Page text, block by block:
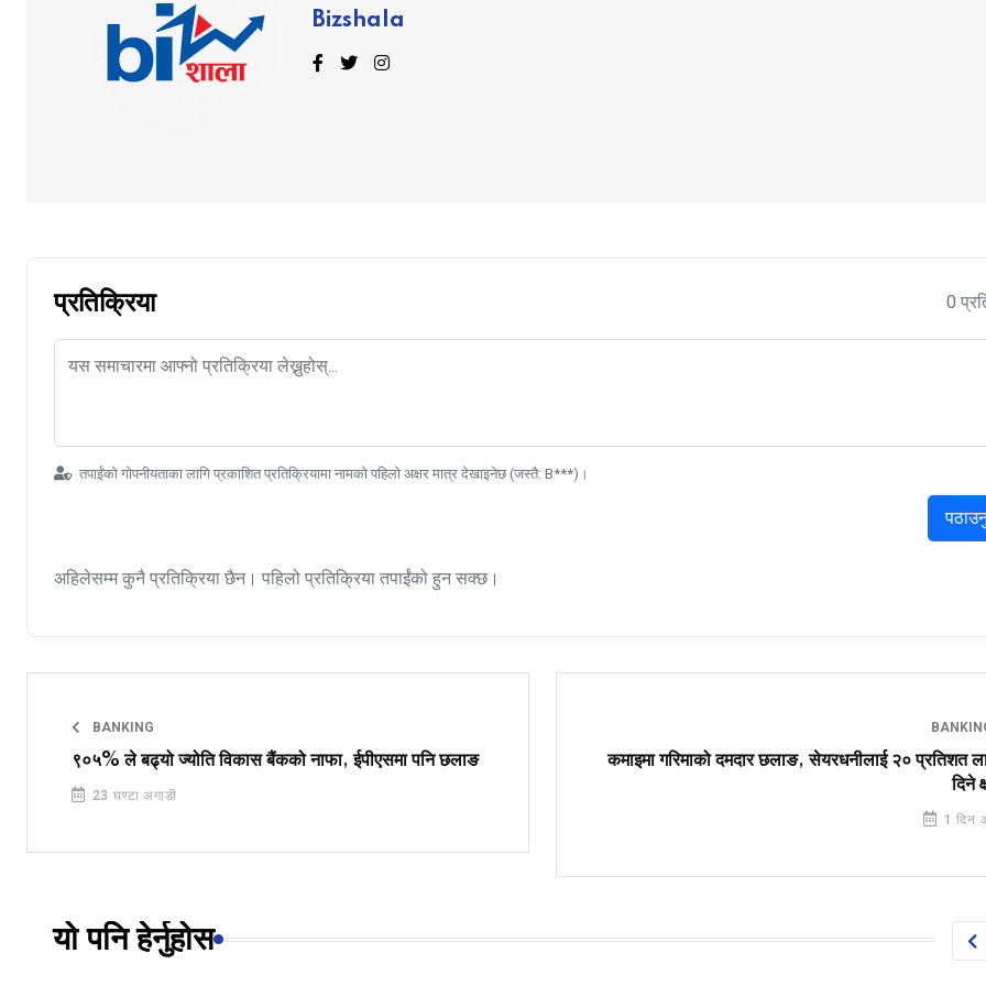
Bizshala
प्रतिक्रिया 0
तपाईंको गोपनीयताका लागि प्रकाशित प्रतिक्रियामा नामको पहिलो अक्षर मात्र देखाइनेछ (जस्तै: B***)।
अहिलेसम्म कुनै प्रतिक्रिया छैन। पहिलो प्रतिक्रिया तपाईंको हुन सक्छ।
BANKING
९०५% ले बढ्यो ज्योति विकास बैंकको नाफा, ईपीएसमा पनि छलाङ
23 घण्टा अगाडी
कमाइमा गरिमाको दमदार छलाङ, सेयरधनीलाई २० प्रतिशत
दिने
1 दिन
यो पनि हेर्नुहोस